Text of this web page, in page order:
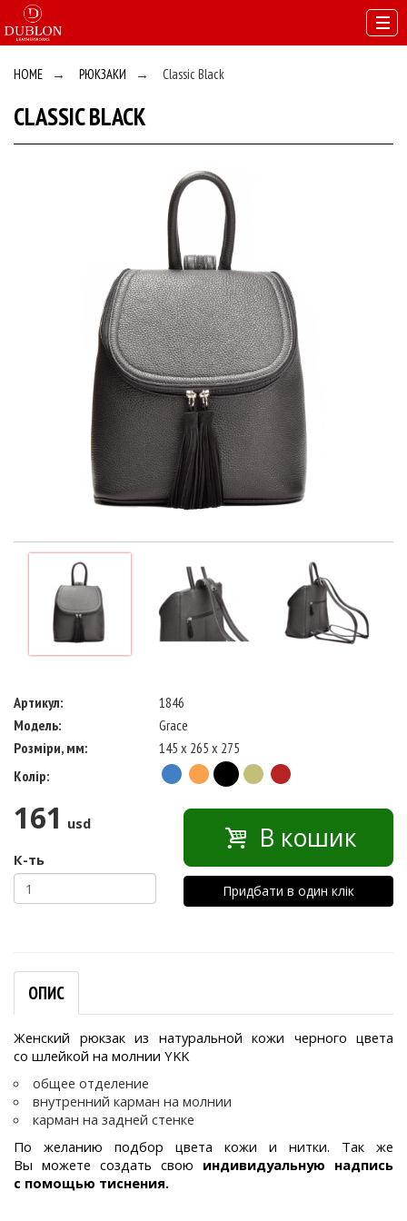
HOME → РЮКЗАКИ → Classic Black
CLASSIC BLACK
Артикул:
1846
Модель:
Grace
Розміри, мм:
145 x 265 x 275
Колір:
161 usd
К-ть
В кошик
Придбати в один клік
ОПИС
Женский рюкзак из натуральной кожи черного цвета
со шлейкой на молнии YKK
общее отделение
внутренний карман на молнии
карман на задней стенке
По желанию подбор цвета кожи и нитки. Так же
Вы можете создать свою индивидуальную надпись
с помощью тиснения.